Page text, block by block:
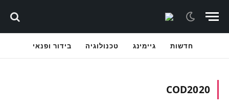
חדשות גיימינג טכנולוגיה בידור ופנאי
COD2020